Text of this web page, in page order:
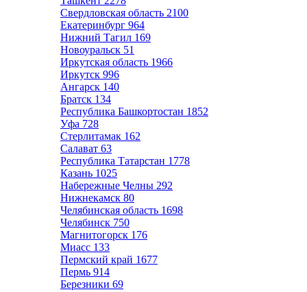
Свердловская область 2100
Екатеринбург 964
Нижний Тагил 169
Новоуральск 51
Иркутская область 1966
Иркутск 996
Ангарск 140
Братск 134
Республика Башкортостан 1852
Уфа 728
Стерлитамак 162
Салават 63
Республика Татарстан 1778
Казань 1025
Набережные Челны 292
Нижнекамск 80
Челябинская область 1698
Челябинск 750
Магнитогорск 176
Миасс 133
Пермский край 1677
Пермь 914
Березники 69